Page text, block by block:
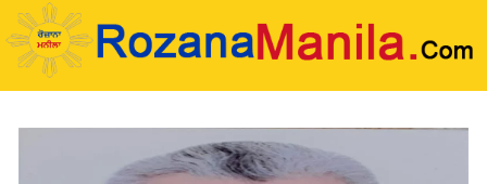
Skip
to
content